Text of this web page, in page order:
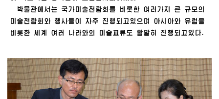
박물관에서는 국가미술전람회를 비롯한 여러가지 큰 규모의
미술전람회와 행사들이 자주 진행되고있으며 아시아와 유럽을
비롯한 세계 여러 나라와의 미술교류도 활발히 진행되고있다.